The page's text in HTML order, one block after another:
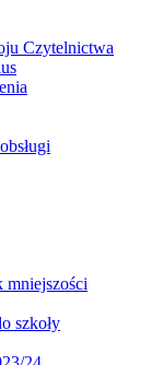
Czytelnictwa
szkoły